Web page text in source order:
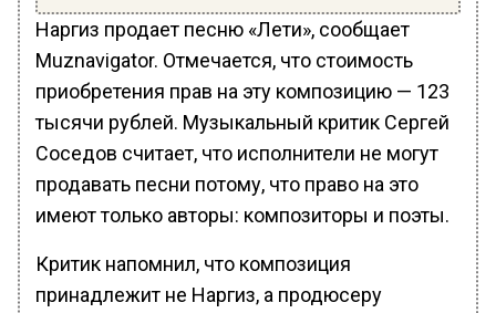
Наргиз продает песню «Лети», сообщает
Muznavigator. Отмечается, что стоимость
приобретения прав на эту композицию — 123
тысячи рублей. Музыкальный критик Сергей
Соседов считает, что исполнители не могут
продавать песни потому, что право на это
имеют только авторы: композиторы и поэты.
Критик напомнил, что композиция
принадлежит не Наргиз, а продюсеру